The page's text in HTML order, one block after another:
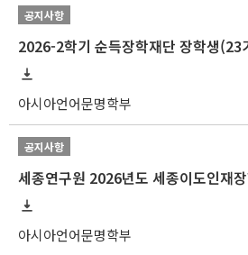
공지사항
아시아언어문명학부
공지사항
아시아언어문명학부